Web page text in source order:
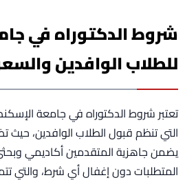
شروط الدكتوراه في
للطلاب الوافدين
تعتبر شروط الدكتوراه في جامعة
التي تنظم قبول الطلاب الوافدين، حيث
يضمن جاهزية المتقدمين أكاديمي
المتطلبات دون إغفال أي شرط، والتي